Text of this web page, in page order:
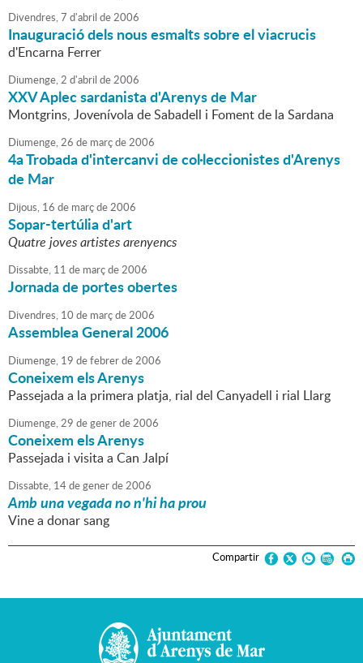
Divendres,7 d'abril de2006
Inauguració dels nous esmalts sobre el viacrucis
d'Encarna Ferrer
Diumenge,2 d'abril de2006
XXV Aplec sardanista d'Arenys de Mar
Montgrins, Jovenívola de Sabadell i Foment de la Sardana
Diumenge,26 de marçde2006
4a Trobada d'intercanvi de col·leccionistes d'Arenys
de Mar
Dijous, 16 de marçde2006
Sopar-tertúlia d'art
Quatre joves artistes arenyencs
Dissabte, 11 de marçde2006
Jornada de portes obertes
Divendres, 10 de marçde2006
Assemblea General 2006
Diumenge, 19 defebrerde2006
Coneixem els Arenys
Passejada a la primera platja, rial del Canyadell i rial Llarg
Diumenge,29 degenerde2006
Coneixem els Arenys
Passejada i visita a Can Jalpí
Dissabte, 14degenerde2006
Amb una vegada no n'hi ha prou
Vine a donar sang
Compartir